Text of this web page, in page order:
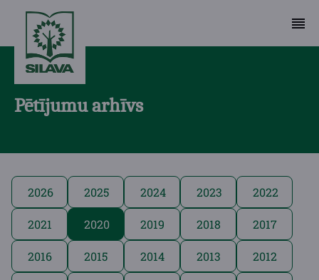
Pētījumu arhīvs
2026 2025 2024 2023 2022
2021 2020 2019 2018 2017
2016 2015 2014 2013 2012